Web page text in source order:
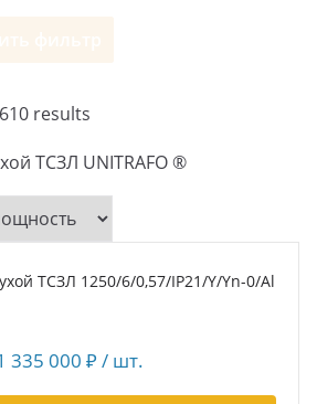
results
ТСЗЛ UNITRAFO ®
ТСЗЛ 1250/6/0,57/IP21/Y/Yn-0/Al
335 000 ₽ / шт.